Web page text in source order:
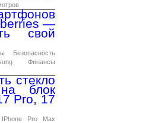
—
свой
Безопасность
Финансы
стекло
блок
Pro, 17
IPhone Pro
Max